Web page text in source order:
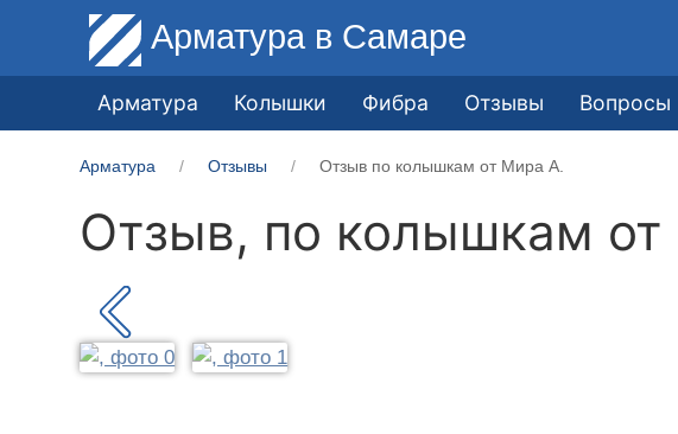
Арматура в Самаре
Арматура Колышки Фибра Отзывы Вопросы
Арматура Отзывы Отзыв по колышкам от Мира А.
Отзыв, по колышкам от